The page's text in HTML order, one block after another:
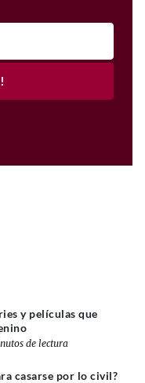
y películas que
de lectura
casarse por lo civil?